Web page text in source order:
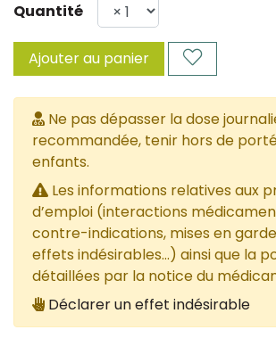
Quantité
Ajouter au panier
Ne pas dépasser la dose
recommandée, tenir hors de
enfants.
Les informations relatives aux
d’emploi (interactions
contre-indications, mises en
effets indésirables...) ainsi que la
détaillées par la notice du
Déclarer un effet indésirable